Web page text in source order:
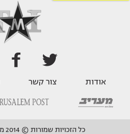
אודות צור קשר
כל הזכויות שמורות © 2014 מעריב און ליין בע"מ.